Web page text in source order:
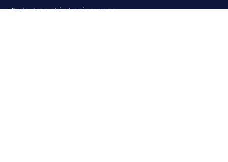
Frais de santé et prévoyance